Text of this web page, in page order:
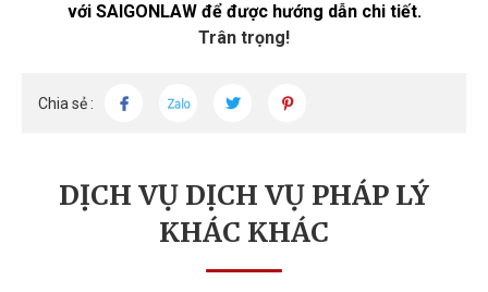
với SAIGONLAW để được hướng dẫn chi tiết.
Trân trọng!
Chia sẻ :
DỊCH VỤ DỊCH VỤ PHÁP LÝ
KHÁC KHÁC